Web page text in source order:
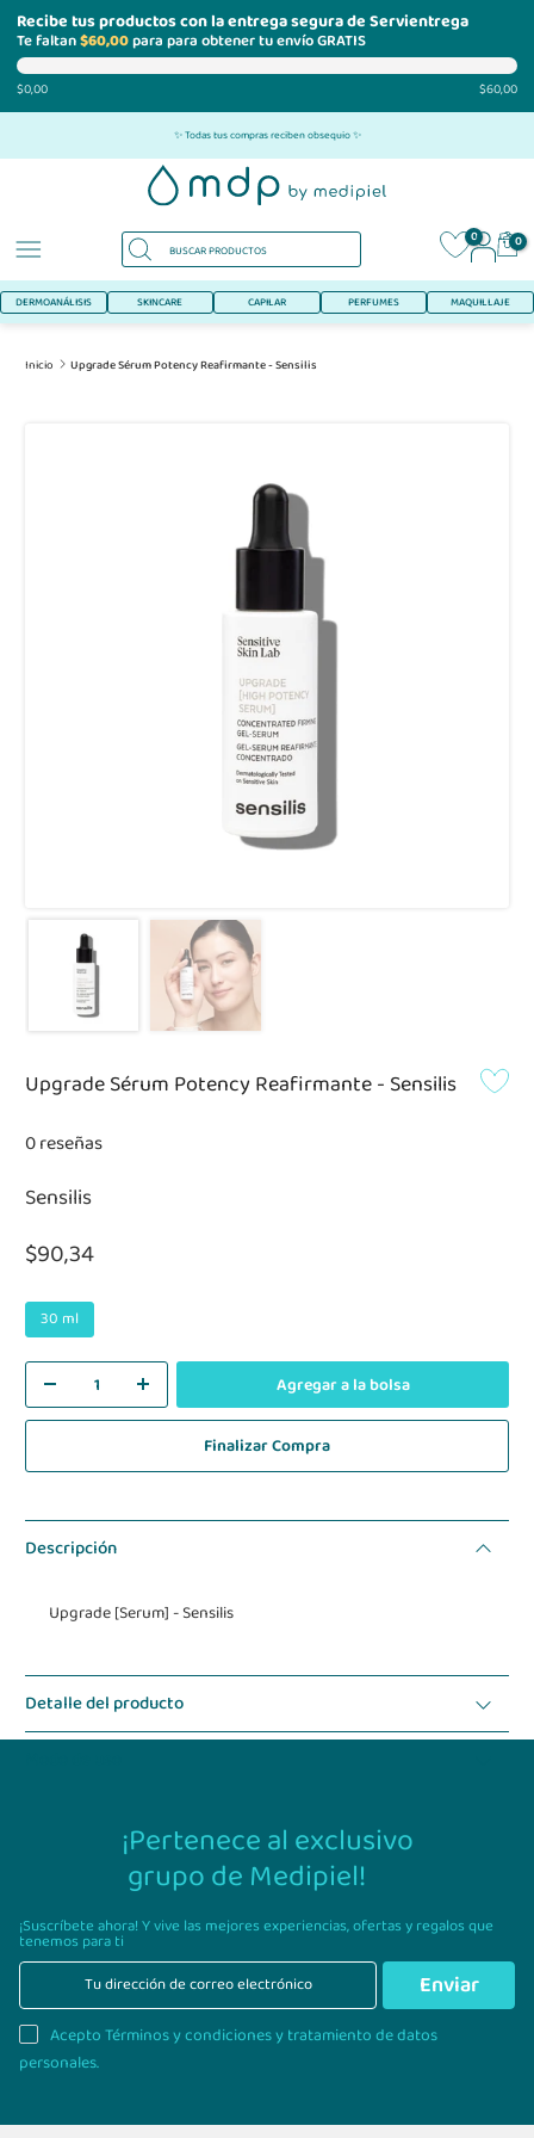
Recibe tus productos con la entrega segura de Servientrega
Te faltan$60,00para para obtener tu envío GRATIS
$0,00 $60,00
al
✨ Todas tus compras reciben obsequio ✨
0 0
DERMOANÁLISIS SKINCARE CAPILAR PERFUMES MAQUILLAJE
Inicio Upgrade Sérum Potency Reafirmante - Sensilis
Upgrade Sérum Potency Reafirmante - Sensilis
0 reseñas
Sensilis
$90,34
30 ml
Agregar a la bolsa
Finalizar Compra
Descripción
Upgrade [Serum] - Sensilis
Detalle del producto
¡Pertenece al exclusivo
grupo de Medipiel!
¡Suscríbete ahora! Y vive las mejores experiencias,ofertas y regalos que
tenemos para ti
Enviar
Acepto Términos y condiciones y tratamiento de datos
personales.